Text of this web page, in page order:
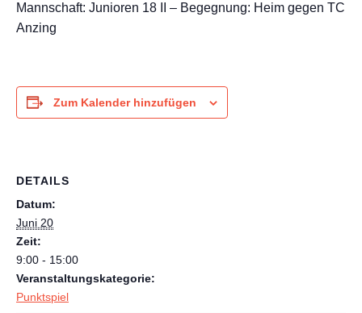
Mannschaft: Junioren 18 II – Begegnung: Heim gegen TC
Anzing
Zum Kalender hinzufügen
DETAILS
Datum:
Juni 20
Zeit:
9:00 - 15:00
Veranstaltungskategorie:
Punktspiel